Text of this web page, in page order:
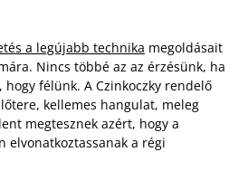
a legújabb technika megoldásait
Nincs többé az az érzésünk, ha
félünk. A Czinkoczky rendelő
kellemes hangulat, meleg
megtesznek azért, hogy a
elvonatkoztassanak a régi